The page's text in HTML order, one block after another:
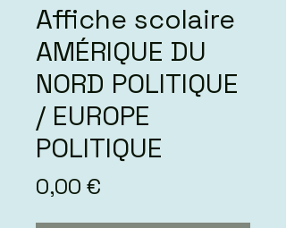
Affiche scolaire
AMÉRIQUE DU
NORD POLITIQUE
/ EUROPE
POLITIQUE
0,00 €